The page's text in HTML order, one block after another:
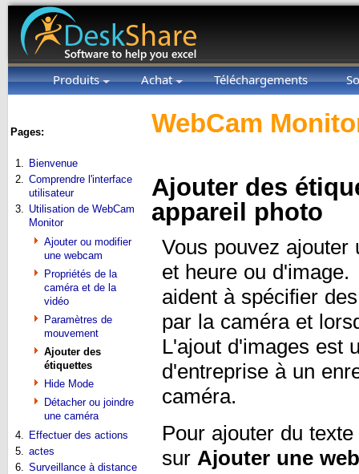
Produits Achat Téléchargements
Pages:
1. Bienvenue
2. Comprendre l'interface
utilisateur
3. Utilisation de WebCam
Monitor
Ajouter ou modifier
une webcam
Propriétés de la
caméra et de la
vidéo
Paramètres de
mouvement
Ajouter des
étiquettes
Hide Mode
Détacher ou joindre
une caméra
4. Effectuer des actions
5. actes
6. Surveillance à distance
WebCam
Ajouter des
appareil photo
Vous pouvez ajouter
et heure ou
aident à spécifier
par la caméra et
L'ajout d'images est
d'entreprise à un
caméra.
Pour ajouter du
sur Ajouter une